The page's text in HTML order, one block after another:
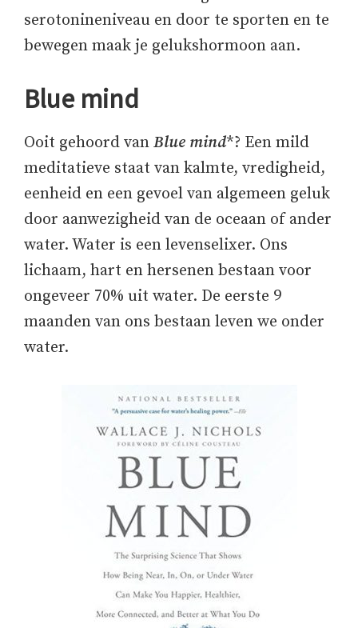
serotonineniveau en door te sporten en te
bewegen maak je gelukshormoon aan.
Blue mind
Ooit gehoord van Blue mind*? Een mild
meditatieve staat van kalmte, vredigheid,
eenheid en een gevoel van algemeen geluk
door aanwezigheid van de oceaan of ander
water. Water is een levenselixer. Ons
lichaam, hart en hersenen bestaan voor
ongeveer 70% uit water. De eerste 9
maanden van ons bestaan leven we onder
water.